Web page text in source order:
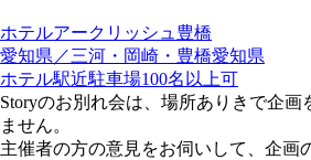
ホテルアークリッシュ豊橋
愛知県／三河・岡崎・豊橋愛知県
ホテル駅近駐車場100名以上可
Storyのお別れ会は、場所ありきで企画
ません。
主催者の方の意見をお伺いして、企画